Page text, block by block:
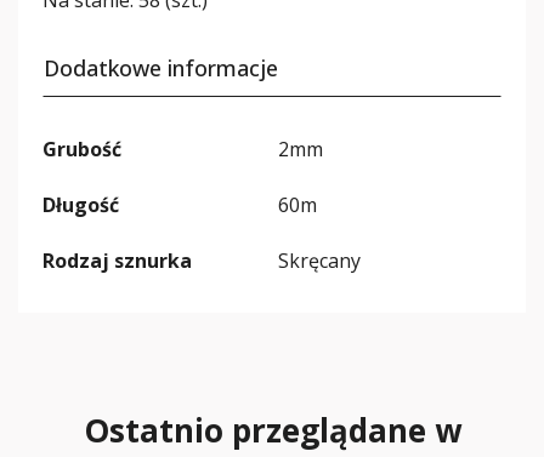
Dodatkowe informacje
Grubość 2mm
Długość 60m
Rodzaj sznurka Skręcany
Ostatnio przeglądane w